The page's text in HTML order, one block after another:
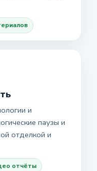
и
паузы и
отделкой и
отчёты